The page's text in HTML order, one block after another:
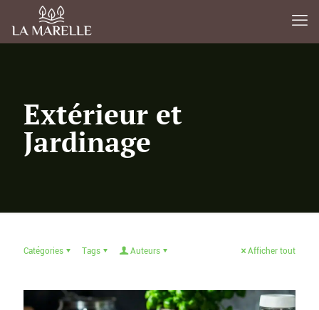
Extérieur et
Jardinage
Catégories Tags Auteurs Afficher tout